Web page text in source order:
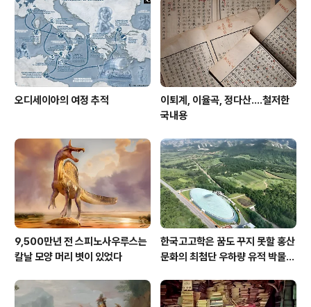
오디세이아의 여정 추적
이퇴계, 이율곡, 정다산....철저한
국내용
9,500만년 전 스피노사우루스는
칼날 모양 머리 볏이 있었다
한국고고학은 꿈도 꾸지 못할 홍산
문화의 최첨단 우하량 유적 박물관